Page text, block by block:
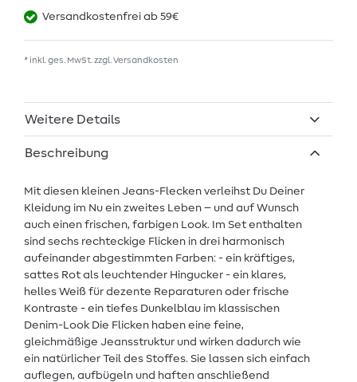
Versandkostenfrei ab 59€
* inkl. ges. MwSt. zzgl.Versandkosten
Weitere Details
Beschreibung
Mit diesen kleinen Jeans-Flecken verleihst Du Deiner
Kleidung im Nu ein zweites Leben – und auf Wunsch
auch einen frischen, farbigen Look. Im Set enthalten
sind sechs rechteckige Flicken in drei harmonisch
aufeinander abgestimmten Farben: - ein kräftiges,
sattes Rot als leuchtender Hingucker - ein klares,
helles Weiß für dezente Reparaturen oder frische
Kontraste - ein tiefes Dunkelblau im klassischen
Denim-Look Die Flicken haben eine feine,
gleichmäßige Jeansstruktur und wirken dadurch wie
ein natürlicher Teil des Stoffes. Sie lassen sich einfach
auflegen, aufbügeln und haften anschließend